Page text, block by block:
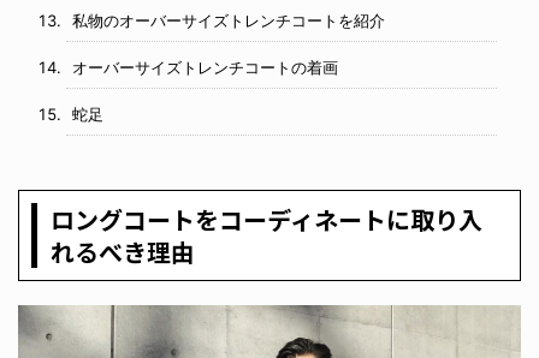
私物のオーバーサイズトレンチコートを紹介
オーバーサイズトレンチコートの着画
蛇足
ロングコートをコーディネートに取り入
れるべき理由